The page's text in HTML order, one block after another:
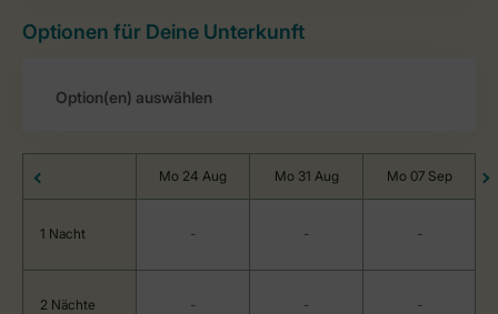
Optionen für Deine Unterkunft
Mo 24 Aug Mo 31 Aug Mo 07 Sep
1 Nacht - - -
2 Nächte - - -